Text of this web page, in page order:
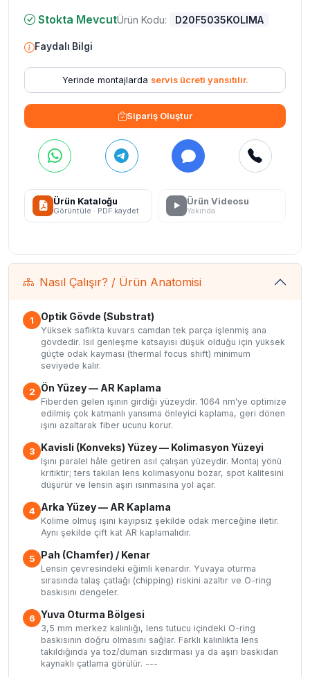
Stokta MevcutÜrün Kodu: D20F5035KOLIMA
Faydalı Bilgi
Yerinde montajlarda servis ücreti yansıtılır.
Sipariş Oluştur
Ürün Kataloğu
Görüntüle · PDF kaydet
Ürün Videosu
Yakında
Nasıl Çalışır? / Ürün Anatomisi
1 Optik Gövde (Substrat)
Yüksek saflıkta kuvars camdan tek parça işlenmiş ana
gövdedir. Isıl genleşme katsayısı düşük olduğu için yüksek
güçte odak kayması (thermal focus shift) minimum
seviyede kalır.
2 Ön Yüzey — AR Kaplama
Fiberden gelen ışının girdiği yüzeydir. 1064 nm'ye optimize
edilmiş çok katmanlı yansıma önleyici kaplama, geri dönen
ışını azaltarak fiber ucunu korur.
3 Kavisli (Konveks) Yüzey — Kolimasyon Yüzeyi
Işını paralel hâle getiren asıl çalışan yüzeydir. Montaj yönü
kritiktir; ters takılan lens kolimasyonu bozar, spot kalitesini
düşürür ve lensin aşırı ısınmasına yol açar.
4 Arka Yüzey — AR Kaplama
Kolime olmuş ışını kayıpsız şekilde odak merceğine iletir.
Aynı şekilde çift kat AR kaplamalıdır.
5 Pah (Chamfer) / Kenar
Lensin çevresindeki eğimli kenardır. Yuvaya oturma
sırasında talaş çatlağı (chipping) riskini azaltır ve O-ring
baskısını dengeler.
6 Yuva Oturma Bölgesi
3,5 mm merkez kalınlığı, lens tutucu içindeki O-ring
baskısının doğru olmasını sağlar. Farklı kalınlıkta lens
takıldığında ya toz/duman sızdırması ya da aşırı baskıdan
kaynaklı çatlama görülür. ---